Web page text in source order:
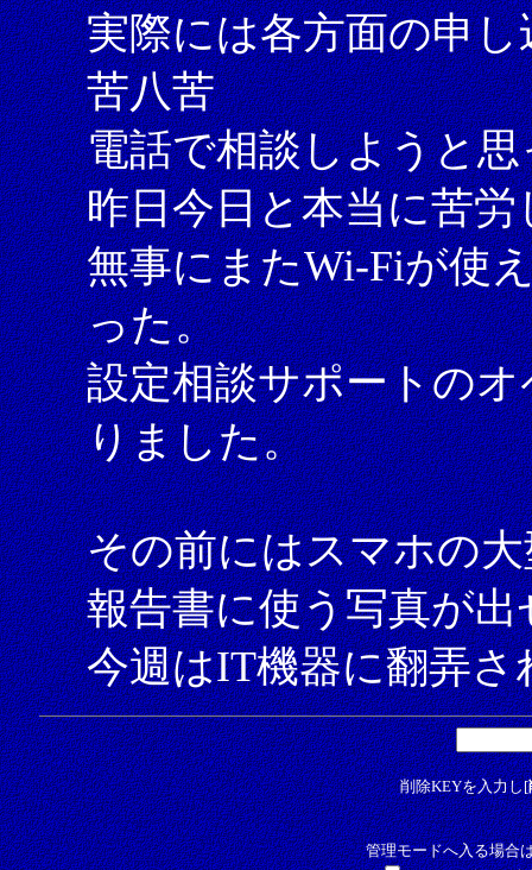
実際には各方面の申
苦八苦
電話で相談しようと
昨日今日と本当に苦
無事にまたWi-Fiが使
った。
設定相談サポートの
りました。
その前にはスマホの
報告書に使う写真が
今週はIT機器に翻弄
削除KEYを入力し[
管理モードへ入る場合